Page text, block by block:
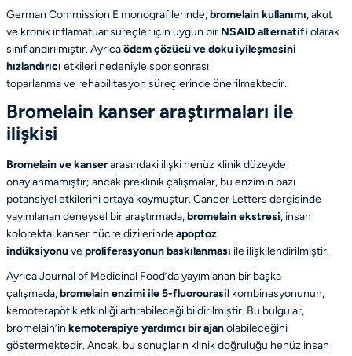
German Commission E monografilerinde,bromelain kullanımı,akut
ve kronik inflamatuar süreçler için uygun bir NSAID alternatifi olarak
sınıflandırılmıştır. Ayrıcaödem çözücü ve doku iyileşmesini
hızlandırıcı etkileri nedeniylespor sonrası
toparlanmave rehabilitasyon süreçlerindeönerilmektedir.
Bromelain kanser araştırmaları ile
ilişkisi
Bromelain ve kanserarasındaki ilişki henüz klinik düzeyde
onaylanmamıştır; ancak preklinik çalışmalar, bu enzimin bazı
potansiyel etkilerini ortaya koymuştur.Cancer Letters dergisinde
yayımlanan deneysel bir araştırmada,bromelain ekstresi, insan
kolorektal kanser hücre dizilerindeapoptoz
indüksiyonuveproliferasyonun baskılanması ile ilişkilendirilmiştir.
AyrıcaJournal of Medicinal Food’da yayımlanan bir başka
çalışmada,bromelain enzimi ile 5-fluorourasil kombinasyonunun,
kemoterapötik etkinliği artırabileceği bildirilmiştir. Bu bulgular,
bromelain’in kemoterapiye yardımcı bir ajanolabileceğini
göstermektedir. Ancak, bu sonuçların klinik doğruluğu henüz insan